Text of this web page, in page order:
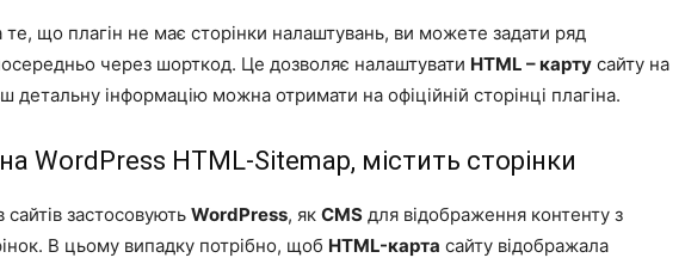
що плагін не має сторінки налаштувань, ви можете задати ряд
через шорткод. Це дозволяє налаштувати HTML – карту сайту на
детальну інформацію можна отримати на офіційній сторінці плагіна.
WordPress HTML-Sitemap, містить сторінки
сайтів застосовують WordPress, як CMS для відображення контенту з
В цьому випадку потрібно, щоб HTML-карта сайту відображала